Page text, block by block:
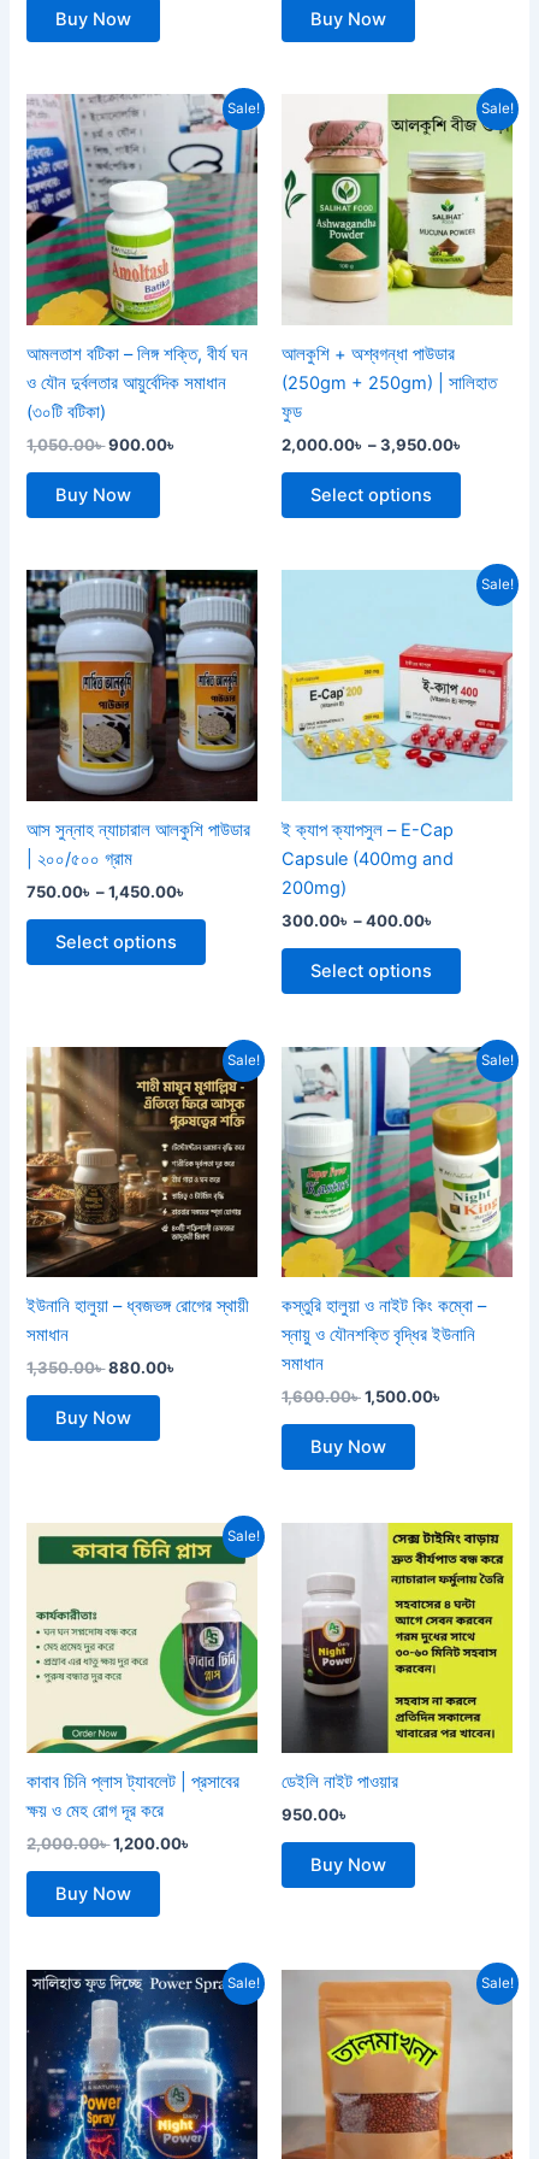
Buy Now Buy Now
Sale!
আমলতাশ বটিকা – লিঙ্গ শক্তি, বীর্য ঘন
ও যৌন দুর্বলতার আয়ুর্বেদিক সমাধান
(৩০টি বটিকা)
1,050.00৳
Original
price
was:
1,050.00৳ .
900.00৳
Current
price
is:
900.00৳ .
Buy Now
Sale!
আলকুশি + অশ্বগন্ধা পাউডার
(250gm + 250gm) | সালিহাত
ফুড
2,000.00৳ –3,950.00৳
Price
range:
through
Select options
This
product
has
multiple
variants.
The
options
আস সুন্নাহ ন্যাচারাল আলকুশি পাউডার
| ২০০/৫০০ গ্রাম
750.00৳ – 1,450.00৳
Price
range:
750.00৳
through
1,450.00৳
Select options
This
product
has
multiple
variants.
The
options
may
page
Sale!
ই ক্যাপ ক্যাপসুল – E-Cap
Capsule (400mg and
200mg)
300.00৳ –400.00৳
range:
400.00৳
Select options
This
product
multiple
variants.
The
options
Sale!
ইউনানি হালুয়া – ধ্বজভঙ্গ রোগের স্থায়ী
সমাধান
1,350.00৳
Original
price
was:
1,350.00৳ .
880.00৳
Current
price
is:
880.00৳ .
Buy Now
Sale!
কস্তুরি হালুয়া ও নাইট কিং কম্বো –
স্নায়ু ও যৌনশক্তি বৃদ্ধির ইউনানি
সমাধান
1,600.00৳
Original
was:
1,600.00৳ .
1,500.00৳
Current
price
is:
1,500.00৳ .
Buy Now
Sale!
কাবাব চিনি প্লাস ট্যাবলেট | প্রসাবের
ক্ষয় ও মেহ রোগ দূর করে
2,000.00৳
price
2,000.00৳ .
1,200.00৳
Current
price
1,200.00৳ .
Buy Now
ডেইলি নাইট পাওয়ার
950.00৳
Buy Now
Sale!
Original
price
was:
1,900.00৳ .
Current
price
is:
1,350.00৳ .
Sale!
Price
range:
180.00৳
through
820.00৳
This
product